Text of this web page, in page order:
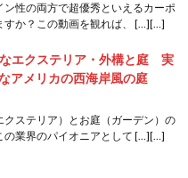
性の両方で超優秀といえるカーポ
すか？この動画を観れば、 […][…]
なエクステリア・外構と庭 実
アメリカの⻄海岸風の庭
ステリア）とお庭（ガーデン）の
の業界のパイオニアとして […][…]